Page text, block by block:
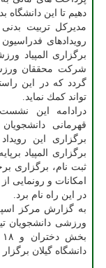
دهیم تا این دانشگاه
مدیركل تربیت بدنی
رویدادهای
برگزاری المپیاد
شركت محققان
گردد كه در این
تواند كمك نماید.
درادامه این نشست
قهرمانی
برگزاری این
برگزاری المپیاد
ثبت نام، برگزاری
امكانات و رونمایی
در این راه نام برد.
به گزارش مركز
دانشگاه گیلان